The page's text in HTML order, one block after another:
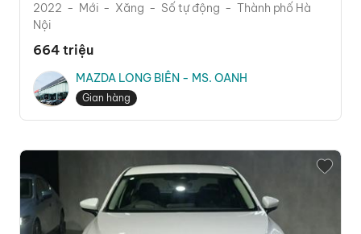
2022 Mới Xăng Số tự động
Thành phố Hà
Nội
664 triệu
MAZDA LONG BIÊN - MS. OANH
Gian hàng